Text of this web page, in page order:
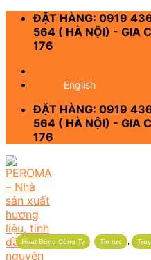
Skip
content
ĐẶT HÀNG: 0919
564 ( HÀ NỘI) - GIA
176
English
ĐẶT HÀNG: 0919
564 ( HÀ NỘI) - GIA
176
Hoạt Động Công Ty Tin tức